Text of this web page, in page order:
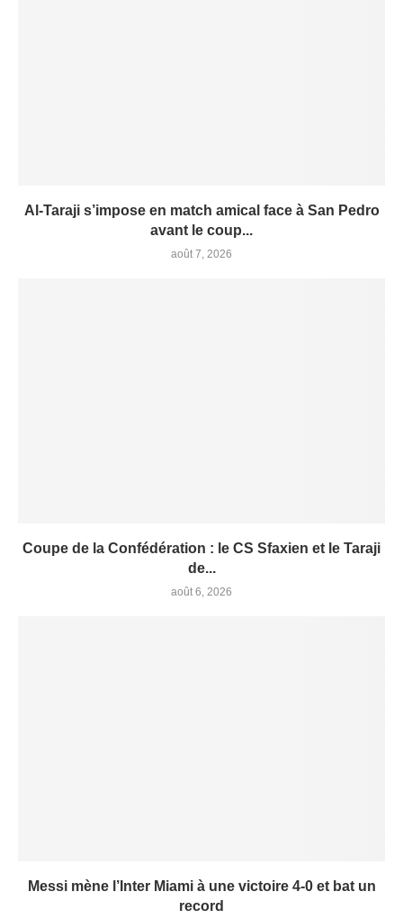
Al-Taraji s’impose en match amical face à San Pedro
avant le coup...
août 7, 2026
Coupe de la Confédération : le CS Sfaxien et le Taraji
de...
août 6, 2026
Messi mène l’Inter Miami à une victoire 4-0 et bat un
record